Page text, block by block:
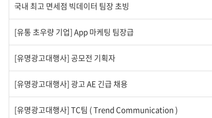
국내 최고 면세점 빅데이터 팀장 초빙
[유통 초우량 기업] App 마케팅 팀장급
[유명광고대행사] 공모전 기획자
[유명광고대행사] 광고 AE 긴급 채용
[유명광고대행사] TC팀 ( Trend Communication )